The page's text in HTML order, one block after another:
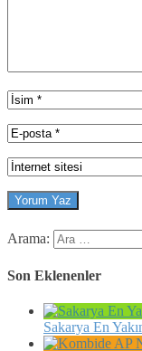
Arama:
Son Eklenenler
Sakarya En